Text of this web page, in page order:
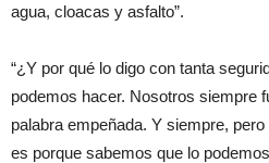
agua, cloacas y asfalto”.
“¿Y por qué lo digo con tanta
podemos hacer. Nosotros siempre
palabra empeñada. Y siempre,
es porque sabemos que lo